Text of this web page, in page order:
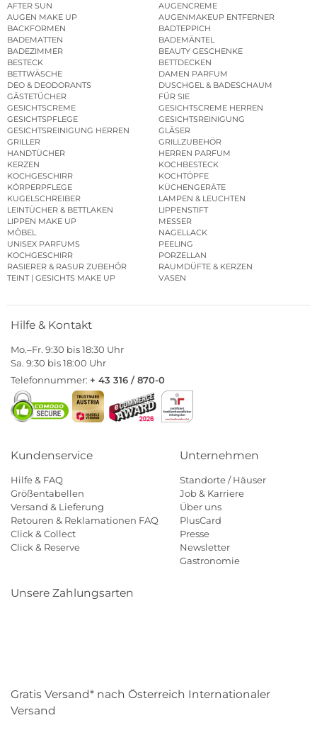
AFTER SUN
AUGENCREME
AUGEN MAKE UP
AUGENMAKEUP ENTFERNER
BACKFORMEN
BADTEPPICH
BADEMATTEN
BADEMÄNTEL
BADEZIMMER
BEAUTY GESCHENKE
BESTECK
BETTDECKEN
BETTWÄSCHE
DAMEN PARFUM
DEO & DEODORANTS
DUSCHGEL & BADESCHAUM
GÄSTETÜCHER
FÜR SIE
GESICHTSCREME
GESICHTSCREME HERREN
GESICHTSPFLEGE
GESICHTSREINIGUNG
GESICHTSREINIGUNG HERREN
GLÄSER
GRILLER
GRILLZUBEHÖR
HANDTÜCHER
HERREN PARFUM
KERZEN
KOCHBESTECK
KOCHGESCHIRR
KOCHTÖPFE
KÖRPERPFLEGE
KÜCHENGERÄTE
KUGELSCHREIBER
LAMPEN & LEUCHTEN
LEINTÜCHER & BETTLAKEN
LIPPENSTIFT
LIPPEN MAKE UP
MESSER
MÖBEL
NAGELLACK
UNISEX PARFUMS
PEELING
KOCHGESCHIRR
PORZELLAN
RASIERER & RASUR ZUBEHÖR
RAUMDÜFTE & KERZEN
TEINT | GESICHTS MAKE UP
VASEN
Hilfe & Kontakt
Mo.–Fr. 9:30 bis 18:30 Uhr
Sa. 9:30 bis 18:00 Uhr
Telefonnummer: + 43 316 / 870-0
Kundenservice
Hilfe & FAQ
Größentabellen
Versand & Lieferung
Retouren & Reklamationen FAQ
Click & Collect
Click & Reserve
Unternehmen
Standorte / Häuser
Job & Karriere
Über uns
PlusCard
Presse
Newsletter
Gastronomie
Unsere Zahlungsarten
Gratis Versand* nach Österreich Internationaler
Versand